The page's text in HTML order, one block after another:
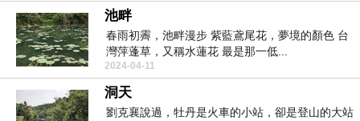
池畔
春雨初霽，池畔漫步 紫藍鳶尾花，夢境的顏色 台
灣萍蓬草，又稱水蓮花 最是那一低...
2024-04-11
洞天
劉克襄說過，牡丹是火車的小站，卻是登山的大站